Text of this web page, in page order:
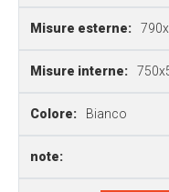
Misure esterne:
Misure interne:
Colore: Bianco
note: